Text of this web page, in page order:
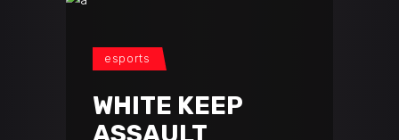
esports
WHITE KEEP